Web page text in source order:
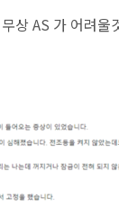
상 AS 가 어려